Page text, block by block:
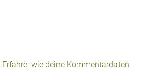
Erfahre, wie deine Kommentardaten